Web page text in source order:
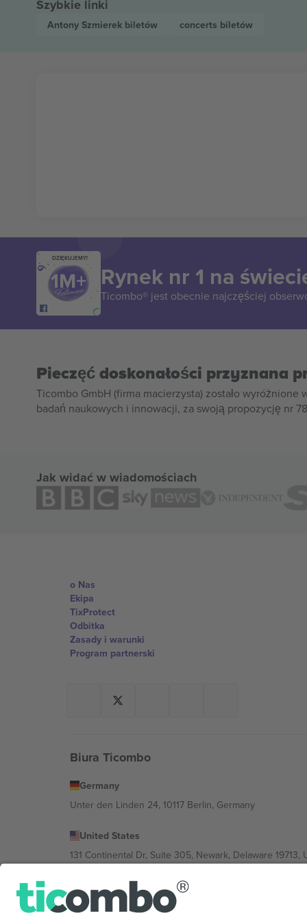
Szybkie linki
Antony Szmierek biletów concerts biletów
DZIĘKUJEMY!
Rynek nr 1 na
Ticombo® jest obecnie najczęściej
Pieczęć doskonałości przyznana
Ticombo GmbH (firma macierzysta) zostało
badań naukowych i innowacji, za swoją propozycję nr
Jak widać w wiadomościach
o Nas
Ekipa
TixProtect
Odbitka
Zasady i warunki
Program partnerski
Biura Ticombo
Germany
Unter den Linden 24, 10117 Berlin, Germany
United States
131 Continental Dr, Suite 305, Newark, Delaware 19713,
Bulgaria
Regus Sofia City West, bul Totleben 53-55, 1606 Sofia,